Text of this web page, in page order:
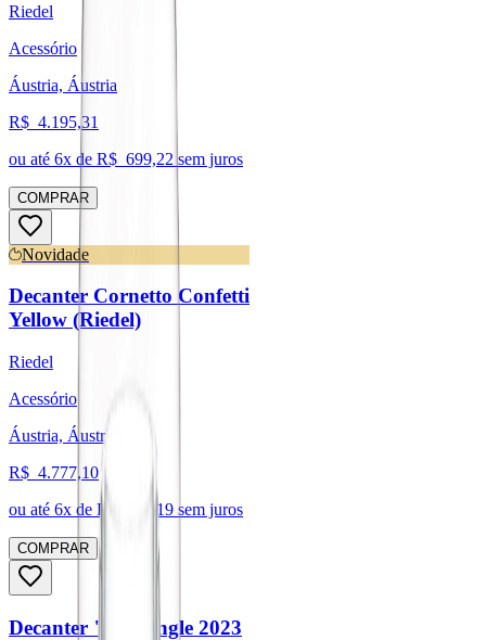
Riedel
Acessório
Áustria, Áustria
R$ 4.195,31
ou até 6x de R$ 699,22 sem juros
COMPRAR
Novidade
Decanter Cornetto Confetti
Yellow (Riedel)
Riedel
Acessório
Áustria, Áustria
R$ 4.777,10
ou até 6x de R$ 796,19 sem juros
COMPRAR
Decanter "O" Single 2023